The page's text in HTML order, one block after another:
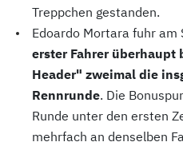
Treppchen gestanden.
Edoardo Mortara fuhr am
erster Fahrer überhaupt
Header" zweimal die
Rennrunde. Die
Runde unter den ersten
mehrfach an denselben